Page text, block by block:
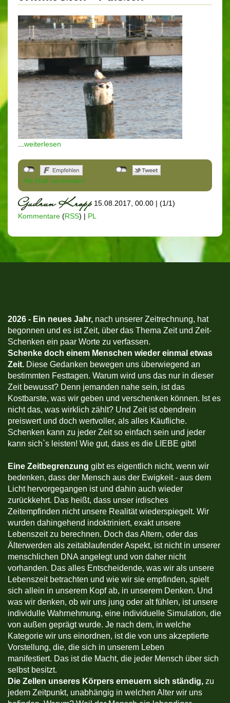
weiterlesen
Als Mail versenden
15.08.2017, 00.00 | (1/1)
Kommentare (RSS) | PL
2026 - Ein neues Jahr, nach unserer Zeitrechnung, hat
begonnen und es ist Zeit, über das Thema Zeit und Zeit-
Schenken ein paar Worte zu verfassen.
Schenke doch einem Menschen wieder einmal etwas
Zeit. Diese Gedanken bewegen uns überwiegend an
bestimmten Festtagen. Warum wird uns das nur in dieser
Zeit bewusst? Denn jemanden nahe sein, ist das
Kostbarste, was wir geben und verschenken können. Ist es
nicht das, was wirklich zählt? Und Zeit ist obendrein
preiswert und doch wertvoller, als alles Käufliche.
Schenken kann zu jeder Zeit so einfach sein und jeder
kann sich`s leisten! Wie gut, dass es die LIEBE gibt!
Eine Zeitbegrenzung gibt es eigentlich nicht, wenn wir
bedenken, dass der Mensch aus der Ewigkeit - aus dem
Licht hervorgegangen ist und dahin auch wieder
zurückkehrt. Das heißt, dass unser irdisches
Zeitempfinden nicht unsere Realität wiederspiegelt. Wir
wurden dahingehend indoktriniert, exakt unsere
Lebenszeit zu berechnen. Doch das Altern, oder das
Älterwerden als zeitablaufender Aspekt, ist nicht in unserer
menschlichen DNA angelegt und von daher nicht
vorhanden. Das alles Entscheidende, was wir als unsere
Lebenszeit betrachten und wie wir sie empfinden, spielt
sich allein in unserem Kopf ab, in unserem Denken. Und
was wir denken, ob wir uns jung oder alt fühlen, ist unsere
individulle Wahrnehmung, eine individuelle Simulation, die
von außen geprägt wurde. Je nach dem, in welche
Kategorie wir uns einordnen, ist die von uns akzeptierte
Vorstellung, die, die sich in unserem Leben
manifestiert. Das ist die Macht, die jeder Mensch über sich
selbst besitzt.
Die Zellen unseres Körpers erneuern sich ständig, zu
jedem Zeitpunkt, unabhängig in welchen Alter wir uns